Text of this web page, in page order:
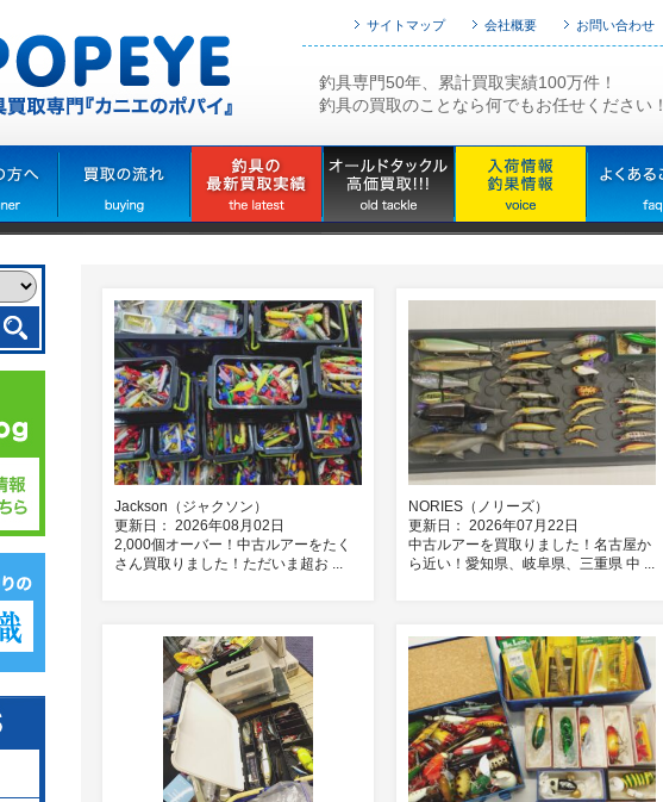
サイトマップ 会社概要 お問い合わせ
釣具専門50年、累計買取実績100万件！
釣具の買取のことなら何でもお任せください！
Jackson（ジャクソン）
更新日： 2026年08月02日
2,000個オーバー！中古ルアーをたく
さん買取りました！ただいま超お ...
NORIES（ノリーズ）
更新日： 2026年07月22日
中古ルアーを買取りました！名古屋か
ら近い！愛知県、岐阜県、三重県 中 ...